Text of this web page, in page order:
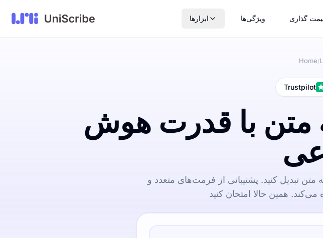
ابزارها ویژگی‌ها گذاری
Home/
Trustpilot
متن با قدرت هوش
۱ ساعته را در کمتر از ۱ دقیقه به متن تبدیل کنید. پشتیبانی از فرمت‌های متعدد و